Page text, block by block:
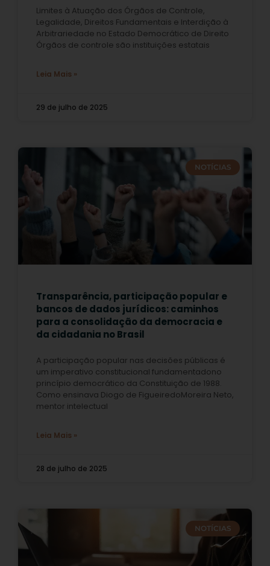
Limites à Atuação dos Órgãos de Controle,
Legalidade, Direitos Fundamentais e Interdição à
Arbitrariedade no Estado Democrático de Direito
Órgãos de controle são instituições estatais
Leia Mais »
29 de julho de 2025
NOTÍCIAS
Transparência, participação popular e
bancos de dados jurídicos: caminhos
para a consolidação da democracia e
da cidadania no Brasil
A participação popular nas decisões públicas é
um imperativo constitucional fundamentadono
princípio democrático da Constituição de 1988.
Como ensinava Diogo de FigueiredoMoreira Neto,
mentor intelectual
Leia Mais »
28 de julho de 2025
NOTÍCIAS